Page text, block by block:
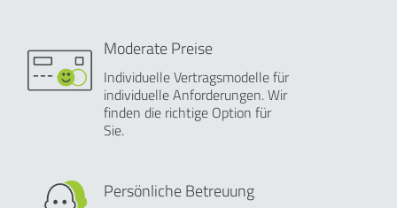
Moderate Preise
Individuelle Vertragsmodelle für
individuelle Anforderungen. Wir
finden die richtige Option für
Sie.
Persönliche Betreuung